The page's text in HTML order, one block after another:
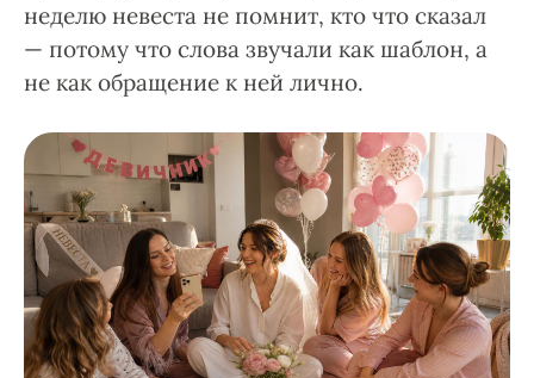
неделю невеста не помнит, кто что сказал
— потому что слова звучали как шаблон, а
не как обращение к ней лично.